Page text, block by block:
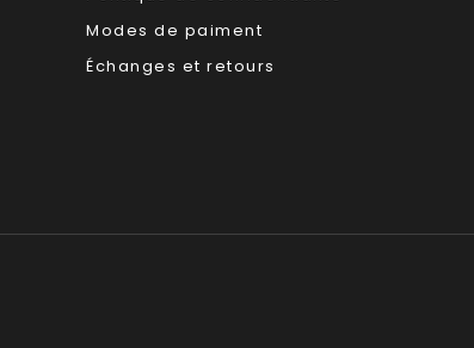
Modes de paiment
Échanges et retours